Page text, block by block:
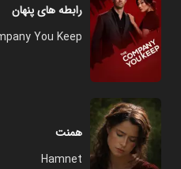
رابطه های پنهان
You Keep
همنت
Hamnet